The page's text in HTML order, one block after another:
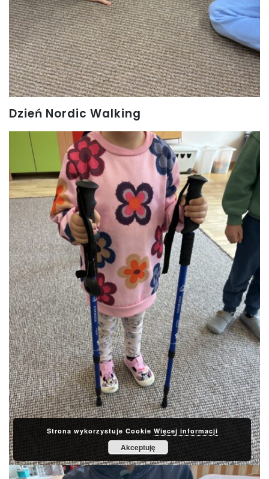
Dzień Nordic Walking
Strona wykorzystuje Cookie Więcej informacji
Akceptuję